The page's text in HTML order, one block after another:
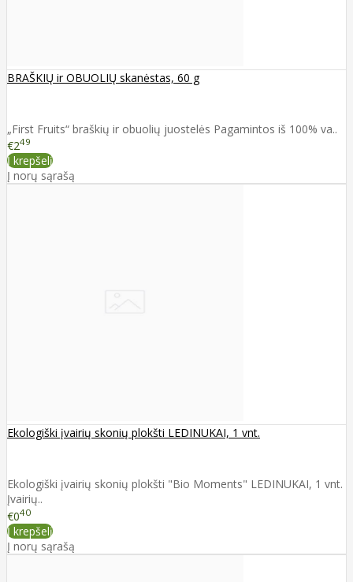
BRAŠKIŲ ir OBUOLIŲ skanėstas, 60 g
„First Fruits“ braškių ir obuolių juostelės Pagamintos iš 100% va..
€249
Į krepšelį
Į norų sąrašą
Ekologiški įvairių skonių plokšti LEDINUKAI, 1 vnt.
Ekologiški įvairių skonių plokšti "Bio Moments" LEDINUKAI, 1 vnt.
Įvairių..
€040
Į krepšelį
Į norų sąrašą